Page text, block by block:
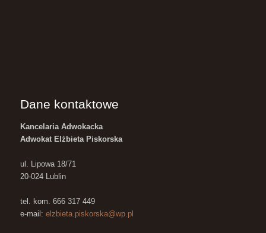
Dane kontaktowe
Kancelaria Adwokacka
Adwokat Elżbieta Piskorska
ul. Lipowa 18/71
20-024 Lublin
tel. kom. 666 317 449
e-mail: elzbieta.piskorska@wp.pl